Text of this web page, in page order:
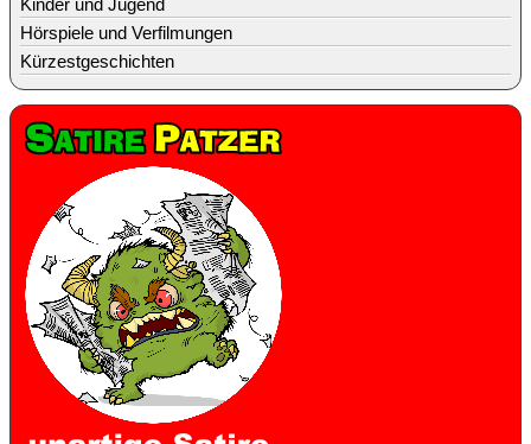
Hörspiele und Verfilmungen
Kürzestgeschichten